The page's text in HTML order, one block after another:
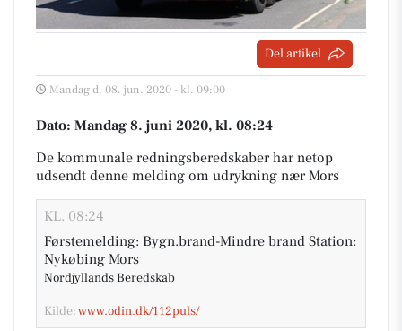
Del artikel
Mandag d. 08. jun. 2020 - kl. 09:00
Dato: Mandag 8. juni 2020, kl. 08:24
De kommunale redningsberedskaber har netop
udsendt denne melding om udrykning nær Mors
KL. 08:24
Førstemelding: Bygn.brand-Mindre brand Station:
Nykøbing Mors
Nordjyllands Beredskab
Kilde:www.odin.dk/112puls/